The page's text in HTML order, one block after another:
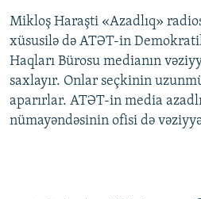
Mikloş Haraşti «Azadlıq»
xüsusilə də ATƏT-in
Haqları Bürosu medianın
saxlayır. Onlar seçkinin
aparırlar. ATƏT-in media
nümayəndəsinin ofisi də